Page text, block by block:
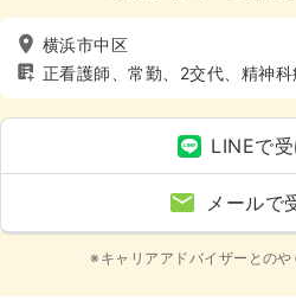
横浜市中区
正看護師、常勤、2交代、精神
LINEで
メールで
※キャリアアドバイザーとの